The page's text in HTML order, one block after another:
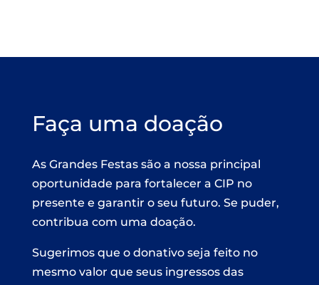
Faça uma doação
As Grandes Festas são a nossa principal
oportunidade para fortalecer a CIP no
presente e garantir o seu futuro. Se puder,
contribua com uma doação.
Sugerimos que o donativo seja feito no
mesmo valor que seus ingressos das